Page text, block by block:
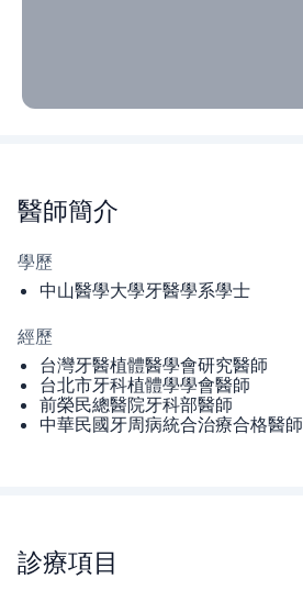
醫師簡介
學歷
中山醫學大學牙醫學系學士
經歷
台灣牙醫植體醫學會研究醫師
台北市牙科植體學學會醫師
前榮民總醫院牙科部醫師
中華民國牙周病統合治療合格醫師
診療項目